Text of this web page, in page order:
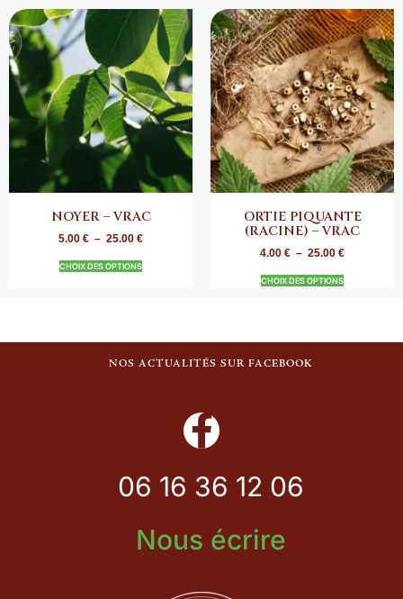
NOYER – VRAC
5.00 € – 25.00 €
CHOIX DES OPTIONS
ORTIE PIQUANTE
(RACINE) – VRAC
4.00 € – 25.00 €
CHOIX DES OPTIONS
NOS ACTUALITÉS SUR FACEBOOK
06 16 36 12 06
Nous écrire